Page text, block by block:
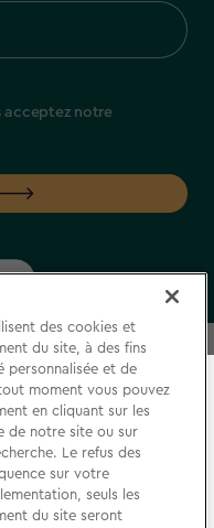
store
a different country.
like to shop?
acceptez notre
des cookies et
du site, à des fins
personnalisée et de
moment vous pouvez
en cliquant sur les
de notre site ou sur
Le refus des
sur votre
seuls les
du site seront